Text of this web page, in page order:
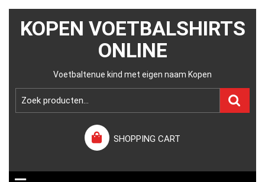
KOPEN VOETBALSHIRTS
ONLINE
Voetbaltenue kind met eigen naam Kopen
SHOPPING CART